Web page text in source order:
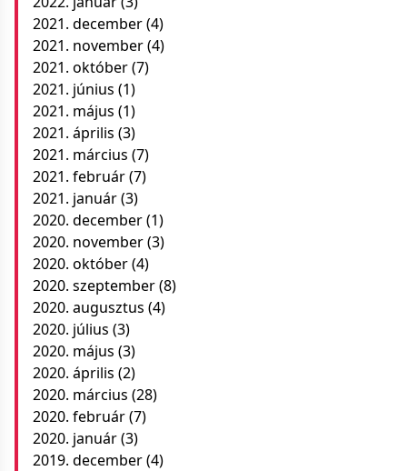
2021. december(4)
2021. november(4)
2021. október(7)
2021. június (1)
2021. május (1)
2021. április (3)
2021. március (7)
2021. február(7)
2021. január(3)
2020. december(1)
2020. november(3)
2020. október(4)
2020. szeptember(8)
2020. augusztus (4)
2020. július (3)
2020. május (3)
2020. április (2)
2020. március (28)
2020. február(7)
2020. január(3)
2019. december(4)